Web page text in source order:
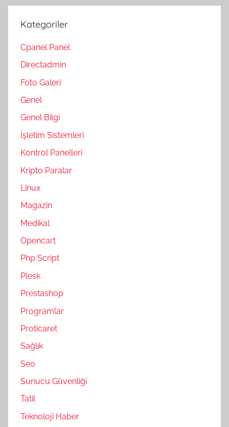
Kategoriler
Cpanel Panel
Directadmin
Foto Galeri
Genel
Genel Bilgi
İşletim Sistemleri
Kontrol Panelleri
Kripto Paralar
Linux
Magazin
Medikal
Opencart
Php Script
Plesk
Prestashop
Programlar
Proticaret
Sağlık
Seo
Sunucu Güvenliği
Tatil
Teknoloji Haber